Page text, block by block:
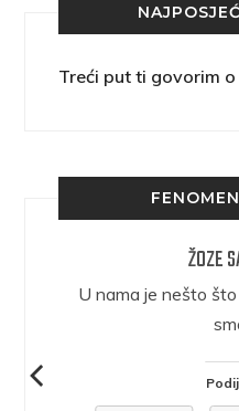
Treći put ti govorim
ŽOZE
U nama je nešto